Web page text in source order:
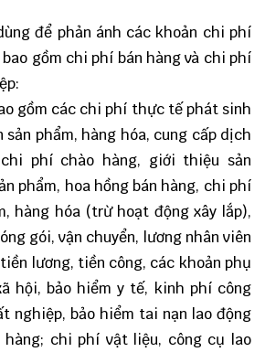
để phản ánh các khoản chi phí
gồm chi phí bán hàng và chi phí
gồm các chi phí thực tế phát sinh
phẩm, hàng hóa, cung cấp dịch
phí chào hàng, giới thiệu sản
phẩm, hoa hồng bán hàng, chi phí
hàng hóa (trừ hoạt động xây lắp),
gói, vận chuyển, lương nhân viên
lương, tiền công, các khoản phụ
hội, bảo hiểm y tế, kinh phí công
nghiệp, bảo hiểm tai nạn lao động
hàng; chi phí vật liệu, công cụ lao